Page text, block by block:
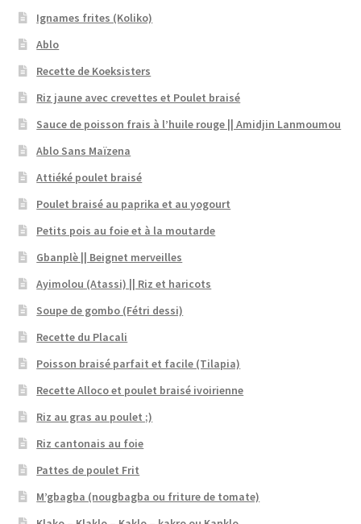
Ignames frites (Koliko)
Ablo
Recette de Koeksisters
Riz jaune avec crevettes et Poulet braisé
Sauce de poisson frais à l’huile rouge || Amidjin Lanmoumou
Ablo Sans Maïzena
Attiéké poulet braisé
Poulet braisé au paprika et au yogourt
Petits pois au foie et à la moutarde
Gbanplè || Beignet merveilles
Ayimolou (Atassi) || Riz et haricots
Soupe de gombo (Fétri dessi)
Recette du Placali
Poisson braisé parfait et facile (Tilapia)
Recette Alloco et poulet braisé ivoirienne
Riz au gras au poulet ;)
Riz cantonais au foie
Pattes de poulet Frit
M’gbagba (nougbagba ou friture de tomate)